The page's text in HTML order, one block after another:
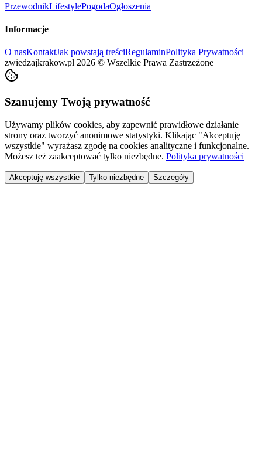
PrzewodnikLifestylePogodaOgłoszenia
Informacje
O nasKontaktJak powstają treściRegulaminPolityka Prywatności
zwiedzajkrakow.pl 2026 © Wszelkie Prawa Zastrzeżone
Szanujemy Twoją prywatność
Używamy plików cookies, aby zapewnić prawidłowe działanie
strony oraz tworzyć anonimowe statystyki. Klikając "Akceptuję
wszystkie" wyrażasz zgodę na cookies analityczne i funkcjonalne.
Możesz też zaakceptować tylko niezbędne. Polityka prywatności
Akceptuję wszystkie Tylko niezbędne Szczegóły